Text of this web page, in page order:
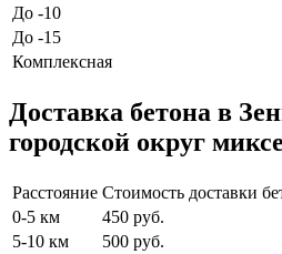
До -10
До -15
Комплексная
Доставка бетона в
городской округ
Расстояние Стоимость доставки
0-5 км
450 руб.
5-10 км
500 руб.